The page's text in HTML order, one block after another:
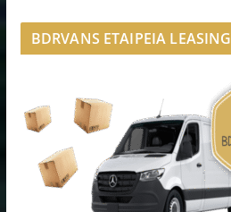
BDRVANS ΕΤΑΙΡΕΙΑ LEASING